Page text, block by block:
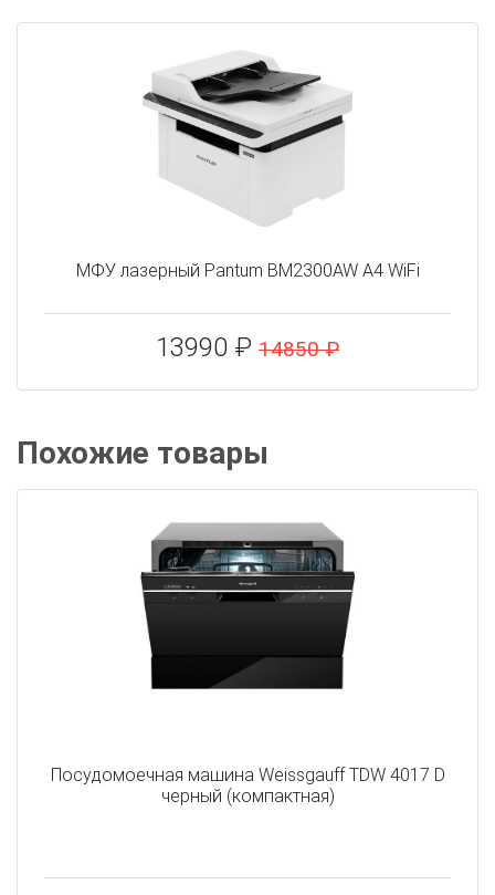
МФУ лазерный Pantum BM2300AW A4 WiFi
13990 ₽ 14850 ₽
Похожие товары
Посудомоечная машина Weissgauff TDW 4017 D
черный (компактная)